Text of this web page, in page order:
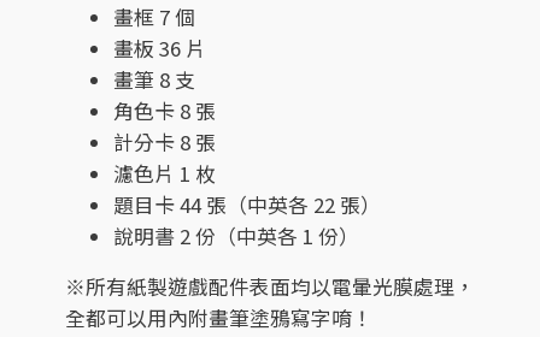
畫框 7 個
畫板 36 片
畫筆 8 支
角色卡 8 張
計分卡 8 張
濾色片 1 枚
題目卡 44 張（中英各 22 張）
說明書 2 份（中英各 1 份）
※所有紙製遊戲配件表面均以電暈光膜處理，
全都可以用內附畫筆塗鴉寫字唷！